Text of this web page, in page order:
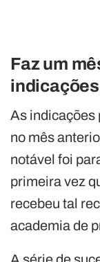
Faz um
As indicações
no mês
notável foi
primeira vez
recebeu tal
academia de